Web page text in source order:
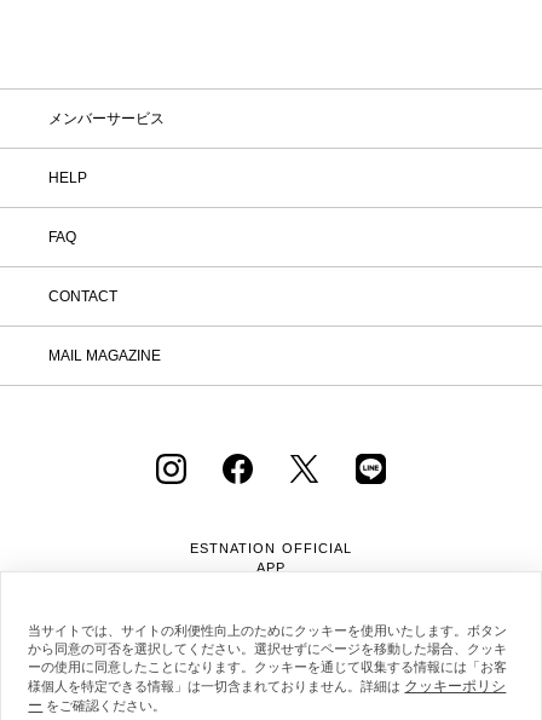
いお気に入りを見つけてみませんか？
アウトレット商品は対象外です。 ※商
願いいたします。 ② お問い合わせ内容
容をご確認のうえ、指定の住所まで「着
ご注意ください。 1.到着から8日以上
経過した商品 2.使用済み、あるいはお
を切り離したり、紛失された商品 4.お
客様のもとでニオイが付着したり、汚
時の状態が、お届け時と大きく異なって
いた場合 6.パッケージを開封した商品
（パッケージが商品の一部となっている
CD等） 7.下着・水着・化粧品などの
メンバーサービス
HELP
FAQ
CONTACT
MAIL MAGAZINE
ESTNATION OFFICIAL
APP
会社概要
当サイトでは、サイトの利便性向上のためにクッキーを使用いたします。ボタン
から同意の可否を選択してください。選択せずにページを移動した場合、クッキ
ーの使用に同意したことになります。クッキーを通じて収集する情報には「お客
様個人を特定できる情報」は一切含まれておりません。詳細は クッキーポリシ
ー をご確認ください。